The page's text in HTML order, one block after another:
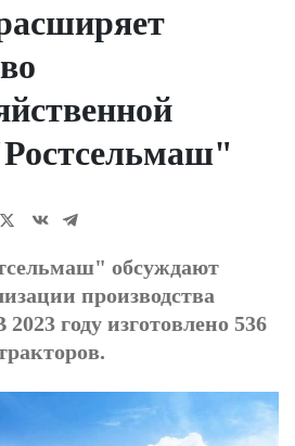
обсуждают
производства
году изготовлено 536